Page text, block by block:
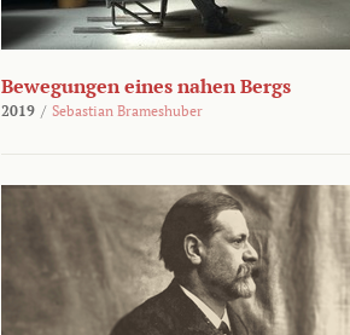
Bewegungen eines nahen Bergs
2019 / Sebastian Brameshuber